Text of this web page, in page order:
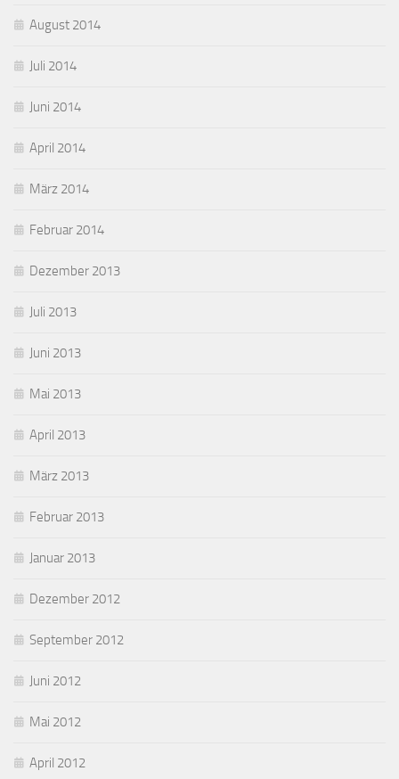
August 2014
Juli 2014
Juni 2014
April 2014
März 2014
Februar 2014
Dezember 2013
Juli 2013
Juni 2013
Mai 2013
April 2013
März 2013
Februar 2013
Januar 2013
Dezember 2012
September 2012
Juni 2012
Mai 2012
April 2012